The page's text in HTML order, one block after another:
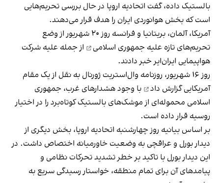
بالستیک داده، گفت اتحادیه اروپا در حال بررسی تحریم‌هایی
است که بخش هوانوردی ایران را هدف قرار می‌دهند.
آمریکا، آلمان، بریتانیا و فرانسه روز ۲۰ شهریور از
وضع
تحریم‌های تازه علیه جمهوری اسلامی
از جمله علیه شرکت
هواپیمایی ایران‌ایر خبر دادند.
روز ۱۶ شهریور، روزنامه وال‌استریت‌ ژورنال به نقل از یک مقام
آمریکاییگزارش داد
با وجود هشدارهای غرب، جمهوری
اسلامی محموله‌ای از موشک‌های بالستیک کوتاه‌برد را در اختیار
روسیه قرار داده است.
بر اساس بیانیه روز چهارشنبه اتحادیه اروپا، بخش دیگری از
دیدار بورل و عراقچی به وضعیت خاورمیانه اختصاص داشت. در
این دیدار بورل با تاکید بر خطر تشدید تحرکات نظامی و
پیامدهای آن برای تمام منطقه، خواستار رسیدگی سریع به